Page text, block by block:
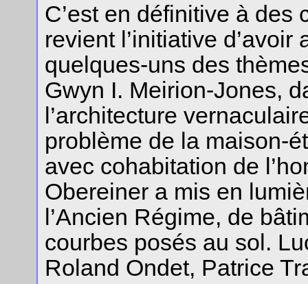
C’est en définitive à des
revient l’initiative
quelques-uns des
Gwyn I. Meirion-Jones,
l’architecture
problème de la maison-
avec cohabitation de
Obereiner a mis en
l’Ancien Régime, de
courbes posés au sol.
Roland Ondet, Patrice